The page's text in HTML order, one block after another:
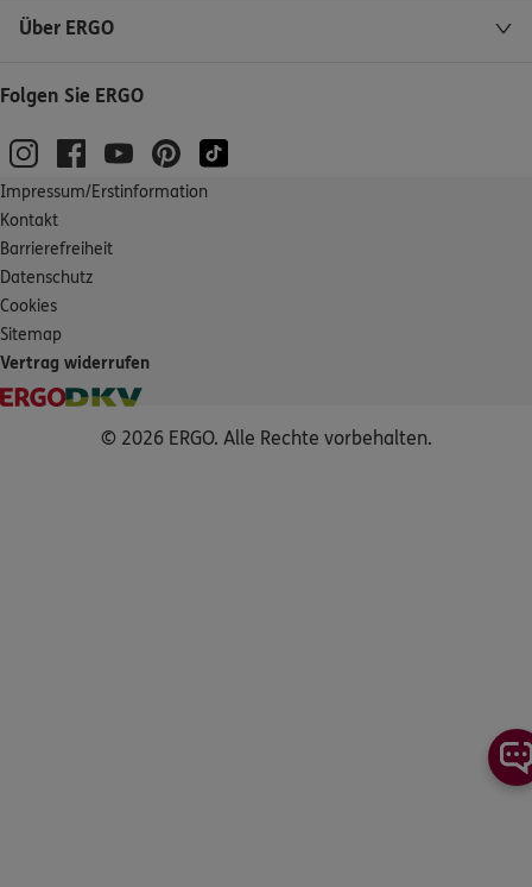
Über ERGO
Folgen Sie ERGO
Impressum/Erstinformation
Kontakt
Barrierefreiheit
Datenschutz
Cookies
Sitemap
Vertrag widerrufen
© 2026 ERGO. Alle Rechte vorbehalten.